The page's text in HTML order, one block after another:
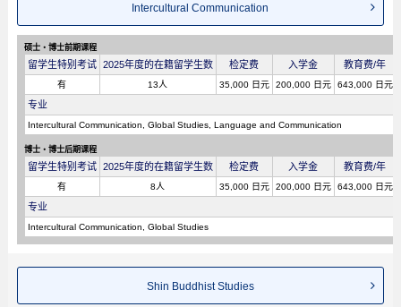
Intercultural Communication
硕士・博士前期课程
留学生特别考试 2025年度的在籍留学生数 检定费 入学金 教育费/年
有 13人 35,000 日元 200,000 日元 643,000 日元
专业
Intercultural Communication, Global Studies, Language and Communication
博士・博士后期课程
留学生特别考试 2025年度的在籍留学生数 检定费 入学金 教育费/年
有 8人 35,000 日元 200,000 日元 643,000 日元
专业
Intercultural Communication, Global Studies
Shin Buddhist Studies